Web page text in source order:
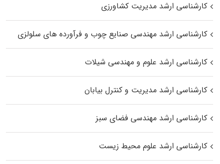
کارشناسی ارشد مدیریت کشاورزی
کارشناسی ارشد مهندسی صنایع چوب و فرآورده‌ های سلولزی
کارشناسی ارشد علوم و مهندسی شیلات
کارشناسی ارشد مدیریت و کنترل بیابان
کارشناسی ارشد مهندسی فضای سبز
کارشناسی ارشد علوم محیط‌ زیست